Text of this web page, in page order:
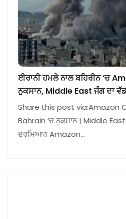
ਈਰਾਨੀ ਹਮਲੇ ਨਾਲ ਬਹਿਰੀਨ ‘ਚ
ਨੁਕਸਾਨ, Middle East ਜੰਗ ਦਾ
Share this post via:Amazon
Bahrain ‘ਚ ਨੁਕਸਾਨ | Middle
ਦਰਮਿਆਨ Amazon…